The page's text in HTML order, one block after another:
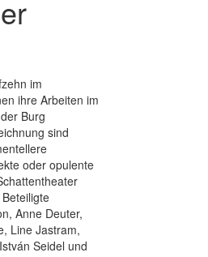
im
ihre Arbeiten im
Burg
sind
oder opulente
Anne Deuter,
Line Jastram,
Seidel und